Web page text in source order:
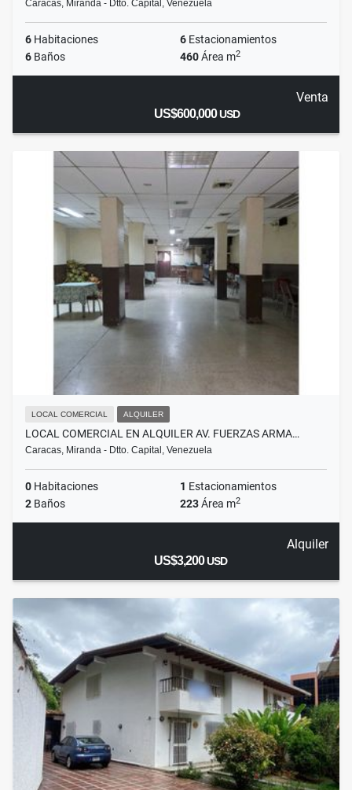
Caracas, Miranda - Dtto. Capital, Venezuela
6 Habitaciones 6 Estacionamientos
6 Baños 460Área m2
Venta
US$600,000USD
LOCAL COMERCIAL ALQUILER
LOCAL COMERCIAL EN ALQUILER AV. FUERZAS ARMA…
Caracas, Miranda - Dtto. Capital, Venezuela
0 Habitaciones 1 Estacionamientos
2 Baños 223Área m2
Alquiler
US$3,200USD